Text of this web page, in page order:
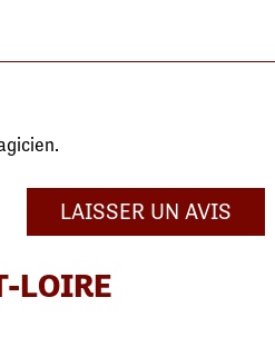
LAISSER UN AVIS
LOIRE